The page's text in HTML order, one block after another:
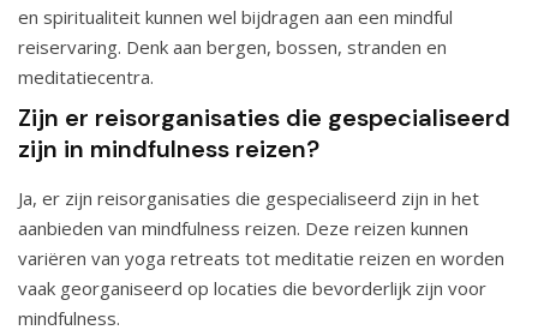
en spiritualiteit kunnen wel bijdragen aan een mindful
reiservaring. Denk aan bergen, bossen, stranden en
meditatiecentra.
Zijn er reisorganisaties die gespecialiseerd
zijn in mindfulness reizen?
Ja, er zijn reisorganisaties die gespecialiseerd zijn in het
aanbieden van mindfulness reizen. Deze reizen kunnen
variëren van yoga retreats tot meditatie reizen en worden
vaak georganiseerd op locaties die bevorderlijk zijn voor
mindfulness.